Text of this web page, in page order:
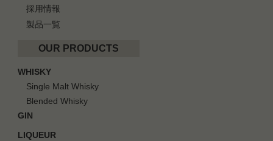
採用情報
製品一覧
OUR PRODUCTS
WHISKY
Single Malt Whisky
Blended Whisky
GIN
LIQUEUR